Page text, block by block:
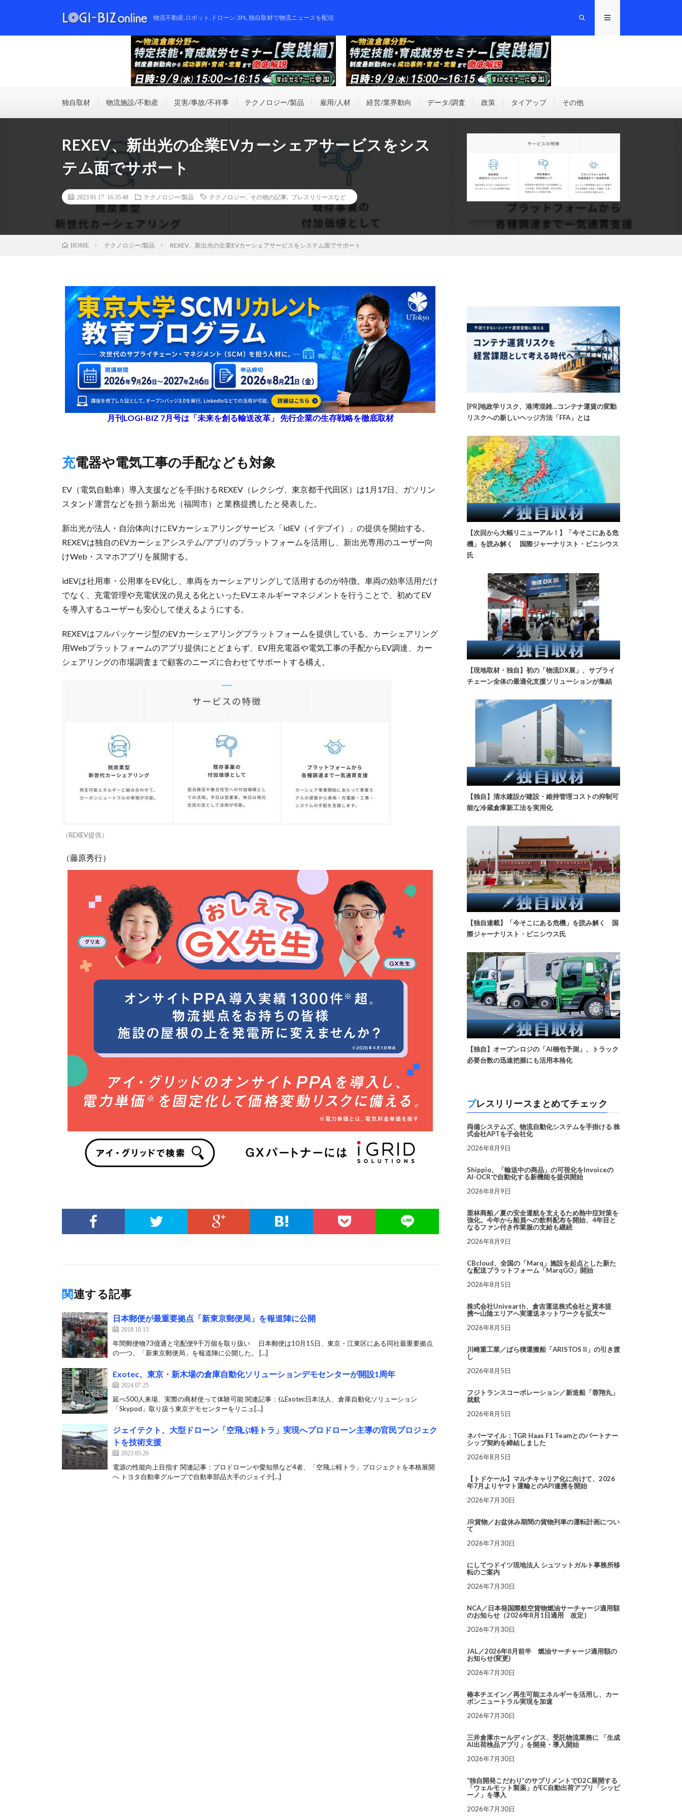
物流不動産,ロボット,ドローン,3PL,独自取材で物流ニュースを配信
独自取材 物流施設/不動産 災害/事故/不祥事 テクノロジー/製品 雇用/人材 経営/業界動向 データ/調査 政策 タイアップ その他
REXEV、新出光の企業EVカーシェアサービスをシス
テム面でサポート
2023.01.17 16:35:48 テクノロジー/製品 テクノロジー その他の記事 プレスリリースなど
HOME テクノロジー/製品 REXEV、新出光の企業EVカーシェアサービスをシステム面でサポート
月刊LOGI-BIZ 7月号は「未来を創る輸送改革」 先行企業の生存戦略を徹底取材
充電器や電気工事の手配なども対象
EV（電気自動車）導入支援などを手掛けるREXEV（レクシヴ、東京都千代田区）は1月17日、ガソリン
スタンド運営などを担う新出光（福岡市）と業務提携したと発表した。
新出光が法人・自治体向けにEVカーシェアリングサービス「idEV（イデブイ）」の提供を開始する。
REXEVは独自のEVカーシェアシステム/アプリのプラットフォームを活用し、新出光専用のユーザー向
けWeb・スマホアプリを展開する。
idEVは社用車・公用車をEV化し、車両をカーシェアリングして活用するのが特徴。車両の効率活用だけ
でなく、充電管理や充電状況の見える化といったEVエネルギーマネジメントを行うことで、初めてEV
を導入するユーザーも安心して使えるようにする。
REXEVはフルパッケージ型のEVカーシェアリングプラットフォームを提供している。カーシェアリング
用Webプラットフォームのアプリ提供にとどまらず、EV用充電器や電気工事の手配からEV調達、カー
シェアリングの市場調査まで顧客のニーズに合わせてサポートする構え。
（REXEV提供）
（藤原秀行）
関連する記事
日本郵便が最重要拠点「新東京郵便局」を報道陣に公開
2018.10.15
年間郵便物73億通と宅配便9千万個を取り扱い 日本郵便は10月15日、東京・江東区にある同社最重要拠点
の一つ、「新東京郵便局」を報道陣に公開した。 […]
Exotec、東京・新木場の倉庫自動化ソリューションデモセンターが開設1周年
2024.07.25
延べ500人来場、実際の商材使って体験可能 関連記事：仏Exotec日本法人、倉庫自動化ソリューション
「Skypod」取り扱う東京デモセンターをリニュ[…]
ジェイテクト、大型ドローン「空飛ぶ軽トラ」実現へプロドローン主導の官民プロジェク
トを技術支援
2023.05.26
電源の性能向上目指す 関連記事：プロドローンや愛知県など4者、「空飛ぶ軽トラ」プロジェクトを本格展開
へ トヨタ自動車グループで自動車部品大手のジェイテ[…]
[PR]地政学リスク、港湾混雑…コンテナ運賃の変動
リスクへの新しいヘッジ方法「FFA」とは
【次回から大幅リニューアル！】「今そこにある危
機」を読み解く 国際ジャーナリスト・ビニシウス
氏
【現地取材・独自】初の「物流DX展」、サプライ
チェーン全体の最適化支援ソリューションが集結
【独自】清水建設が建設・維持管理コストの抑制可
能な冷蔵倉庫新工法を実用化
【独自連載】「今そこにある危機」を読み解く 国
際ジャーナリスト・ビニシウス氏
【独自】オープンロジの「AI梱包予測」、トラック
必要台数の迅速把握にも活用本格化
プレスリリースまとめてチェック
両備システムズ、物流自動化システムを手掛ける 株
式会社APTを子会社化
2026年8月9日
Shippio、「輸送中の商品」の可視化をInvoiceの
AI-OCRで自動化する新機能を提供開始
2026年8月9日
栗林商船／夏の安全運航を支えるため熱中症対策を
強化。今年から船員への飲料配布を開始、4年目と
なるファン付き作業服の支給も継続
2026年8月9日
CBcloud、全国の「Marq」施設を起点とした新た
な配送プラットフォーム「MarqGO」開始
2026年8月5日
株式会社Univearth、倉吉運送株式会社と資本提
携〜山陰エリアへ実運送ネットワークを拡大〜
2026年8月5日
川崎重工業／ばら積運搬船「ARISTOS II」の引き渡
し
2026年8月5日
フジトランスコーポレーション／新造船「蓉翔丸」
就航
2026年8月5日
ネバーマイル：TGR Haas F1 Teamとのパートナー
シップ契約を締結しました
2026年8月5日
【トドケール】マルチキャリア化に向けて、2026
年7月よりヤマト運輸とのAPI連携を開始
2026年7月30日
JR貨物／お盆休み期間の貨物列車の運転計画につい
て
2026年7月30日
にしてつドイツ現地法人 シュツットガルト事務所移
転のご案内
2026年7月30日
NCA／日本発国際航空貨物燃油サーチャージ適用額
のお知らせ（2026年8月1日適用 改定）
2026年7月30日
JAL／2026年8月前半 燃油サーチャージ適用額の
お知らせ(変更)
2026年7月30日
椿本チエイン／再生可能エネルギーを活用し、カー
ボンニュートラル実現を加速
2026年7月30日
三井倉庫ホールディングス、受託物流業務に 「生成
AI出荷検品アプリ」を開発・導入開始
2026年7月30日
“独自開発こだわり”のサプリメントでD2C展開する
「ウェルモット製薬」がEC自動出荷アプリ「シッピ
ーノ」を導入
2026年7月30日